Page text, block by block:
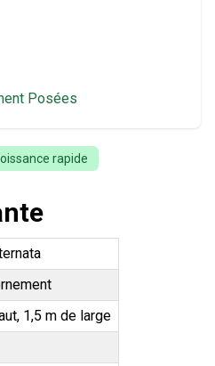
Posées
rapide
1,5 m de large